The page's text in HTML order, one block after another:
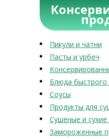
Пикули и чатни
Пасты и урбеч
Блюда быстрого
Соусы
Продукты для
Сушеные и сухие
Замороженные